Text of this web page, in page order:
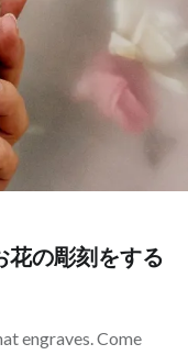
の彫刻をする
engraves. Come